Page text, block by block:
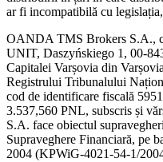
ar fi incompatibilă cu
OANDA TMS Brokers S.A.,
UNIT, Daszyńskiego 1, 00-
Capitalei Varșovia din
Registrului Tribunalului
cod de identificare fiscală
3.537,560 PNL, subscris și
S.A. face obiectul
Supraveghere Financiară, pe
2004 (KPWiG-4021-54-1/